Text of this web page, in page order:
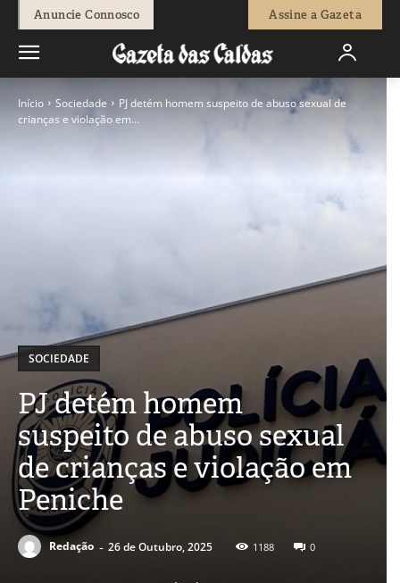
Anuncie Connosco Assine a Gazeta
Início Sociedade
PJ detém homem suspeito de abuso sexual de
crianças e violação em...
SOCIEDADE
PJ detém homem
suspeito de abuso sexual
de crianças e violação em
Peniche
Redação - 26 de Outubro, 2025 1188 0